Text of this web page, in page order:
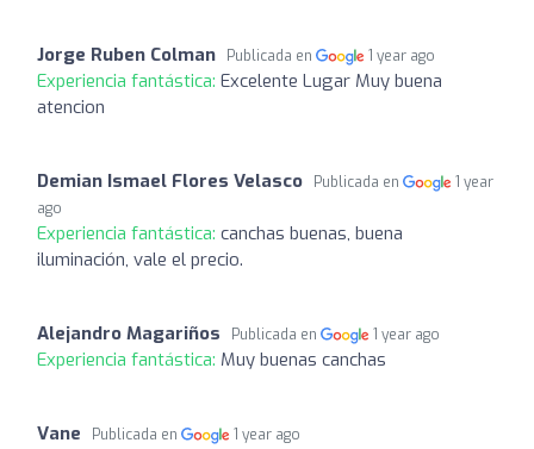
Jorge Ruben Colman Publicada en 1 year ago
Experiencia fantástica: Excelente Lugar Muy buena
atencion
Demian Ismael Flores Velasco Publicada en
1 year
ago
Experiencia fantástica: canchas buenas, buena
iluminación, vale el precio.
Alejandro Magariños Publicada en 1 year ago
Experiencia fantástica: Muy buenas canchas
Vane Publicada en 1 year ago